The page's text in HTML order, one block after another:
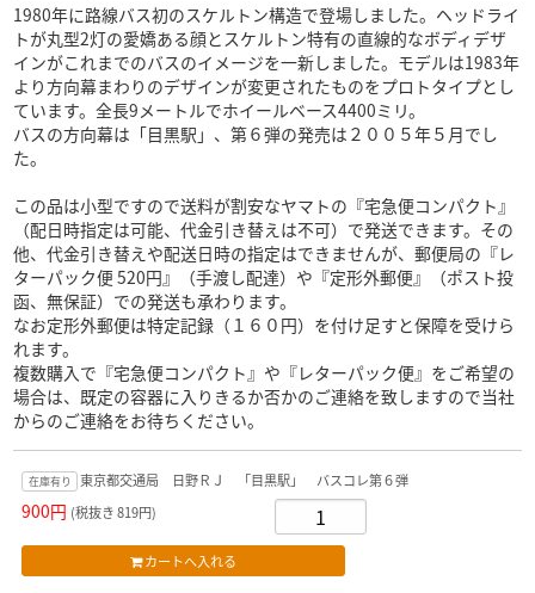
1980年に路線バス初のスケルトン構造で登場しました。ヘッドライ
トが丸型2灯の愛嬌ある顔とスケルトン特有の直線的なボディデザ
インがこれまでのバスのイメージを一新しました。モデルは1983年
より方向幕まわりのデザインが変更されたものをプロトタイプとし
ています。全長9メートルでホイールベース4400ミリ。
バスの方向幕は「目黒駅」、第６弾の発売は２００５年５月でし
た。
この品は小型ですので送料が割安なヤマトの『宅急便コンパクト』
（配日時指定は可能、代金引き替えは不可）で発送できます。その
他、代金引き替えや配送日時の指定はできませんが、郵便局の『レ
ターパック便 520円』（手渡し配達）や『定形外郵便』（ポスト投
函、無保証）での発送も承わります。
なお定形外郵便は特定記録（１６０円）を付け足すと保障を受けら
れます。
複数購入で『宅急便コンパクト』や『レターパック便』をご希望の
場合は、既定の容器に入りきるか否かのご連絡を致しますので当社
からのご連絡をお待ちください。
在庫有り 東京都交通局 日野ＲＪ 「目黒駅」 バスコレ第６弾
900円 (税抜き 819円)